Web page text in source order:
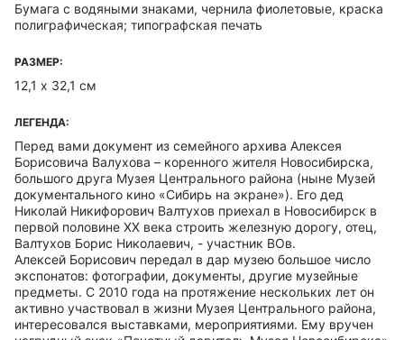
Бумага с водяными знаками, чернила фиолетовые, краска
полиграфическая; типографская печать
РАЗМЕР:
12,1 х 32,1 см
ЛЕГЕНДА:
Перед вами документ из семейного архива Алексея
Борисовича Валухова – коренного жителя Новосибирска,
большого друга Музея Центрального района (ныне Музей
документального кино «Сибирь на экране»). Его дед
Николай Никифорович Валтухов приехал в Новосибирск в
первой половине ХХ века строить железную дорогу, отец,
Валтухов Борис Николаевич, - участник ВОв.
Алексей Борисович передал в дар музею большое число
экспонатов: фотографии, документы, другие музейные
предметы. С 2010 года на протяжение нескольких лет он
активно участвовал в жизни Музея Центрального района,
интересовался выставками, мероприятиями. Ему вручен